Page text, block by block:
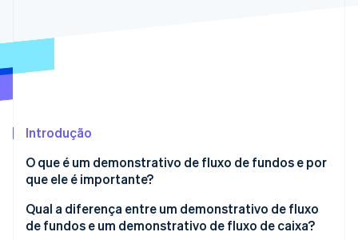
Radar
Atlas
Remoção de carbono
Verificação de identidade
Introdução
O que é um demonstrativo de fluxo de fundos e por
que ele é importante?
Qual a diferença entre um demonstrativo de fluxo
de fundos e um demonstrativo de fluxo de caixa?